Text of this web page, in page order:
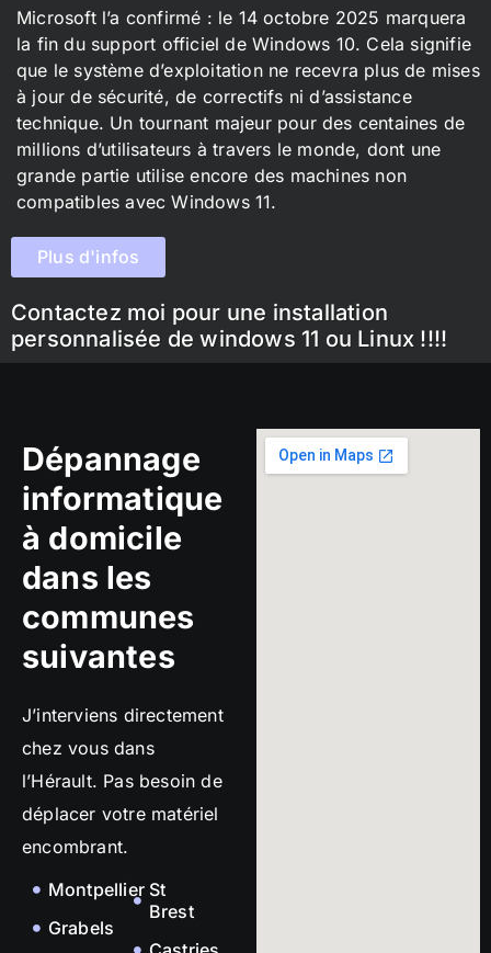
Microsoft l’a confirmé : le 14 octobre 2025 marquera
la fin du support officiel de Windows 10. Cela signifie
que le système d’exploitation ne recevra plus de mises
à jour de sécurité, de correctifs ni d’assistance
technique. Un tournant majeur pour des centaines de
millions d’utilisateurs à travers le monde, dont une
grande partie utilise encore des machines non
compatibles avec Windows 11.
Plus d'infos
Contactez moi pour une installation
personnalisée de windows 11 ou Linux !!!!
Dépannage
informatique
à domicile
dans les
communes
suivantes
J’interviens directement
chez vous dans
l’Hérault. Pas besoin de
déplacer votre matériel
encombrant.
Montpellier
Grabels
St
Brest